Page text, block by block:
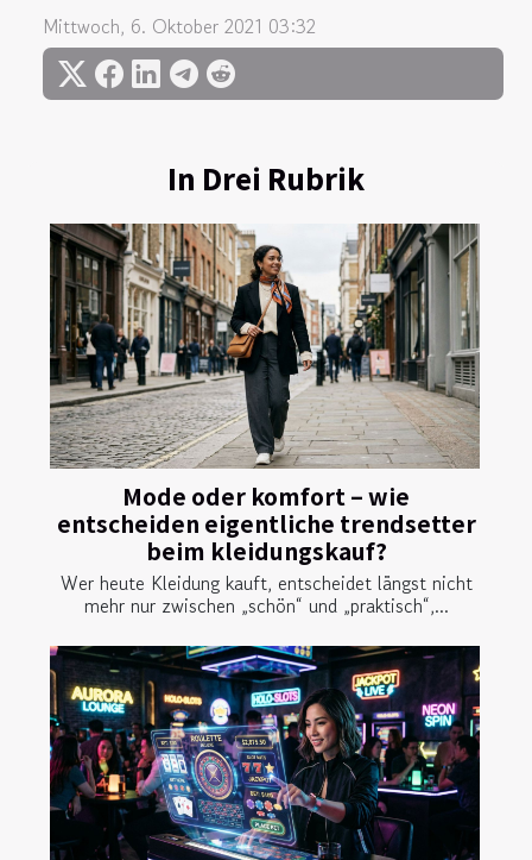
In Drei Rubrik
Mode oder komfort – wie
entscheiden eigentliche trendsetter
beim kleidungskauf?
Wer heute Kleidung kauft, entscheidet längst nicht
mehr nur zwischen „schön“ und „praktisch“,...
Mittwoch, 6. Oktober 2021 03:32